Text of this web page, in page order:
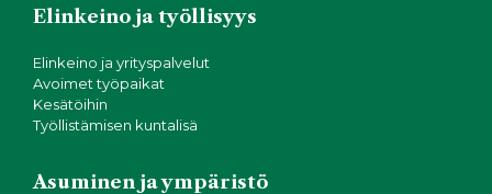
Elinkeino ja työllisyys
Elinkeino ja yrityspalvelut
Avoimet työpaikat
Kesätöihin
Työllistämisen kuntalisä
Asuminen ja ympäristö